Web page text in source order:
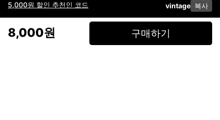
5,000원 할인 추천인 코드 vintage 복사
8,000원 구매하기
이용약관고객센터판매개인정보 처리방침사업자 정보다운로드
페이스북